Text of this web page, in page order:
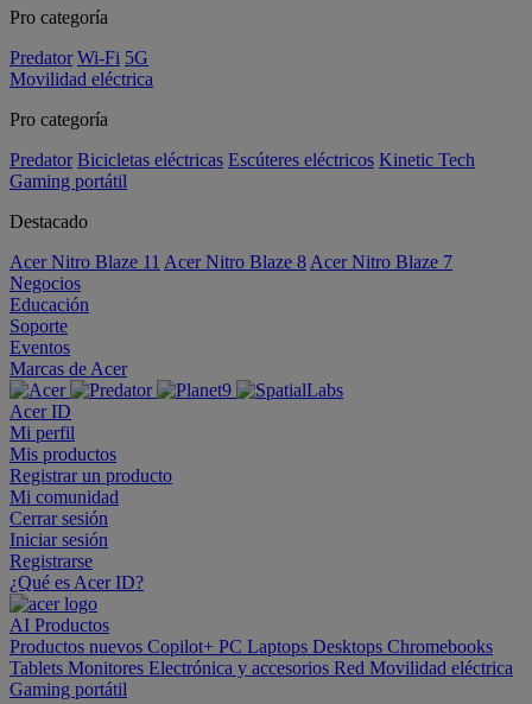
Pro categoría
Predator Wi-Fi 5G
Movilidad eléctrica
Pro categoría
Predator Bicicletas eléctricas Escúteres eléctricos Kinetic Tech
Gaming portátil
Destacado
Acer Nitro Blaze 11 Acer Nitro Blaze 8 Acer Nitro Blaze 7
Negocios
Educación
Soporte
Eventos
Marcas de Acer
Acer ID
Mi perfil
Mis productos
Registrar un producto
Mi comunidad
Cerrar sesión
Iniciar sesión
Registrarse
¿Qué es Acer ID?
AI Productos
Productos nuevos Copilot+ PC Laptops Desktops Chromebooks
Tablets Monitores Electrónica y accesorios Red Movilidad eléctrica
Gaming portátil